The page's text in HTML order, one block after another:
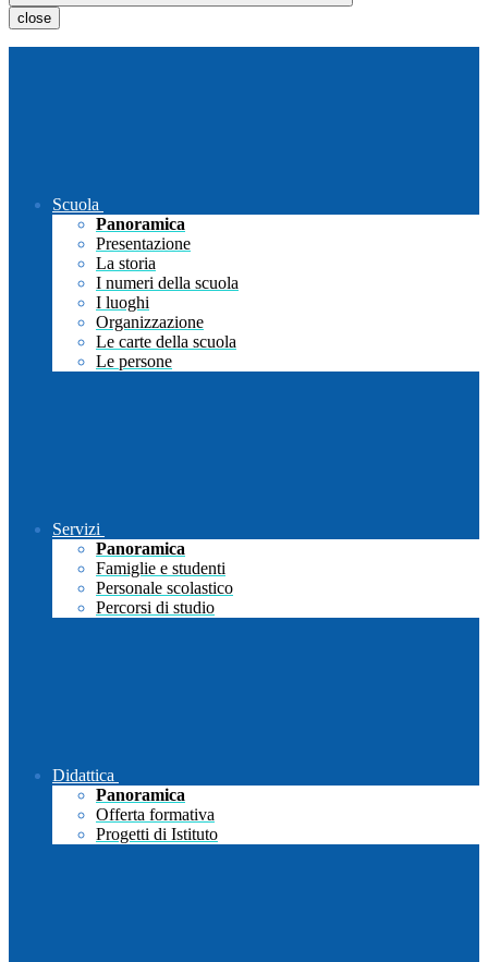
close
Scuola
Panoramica
Presentazione
La storia
I numeri della scuola
I luoghi
Organizzazione
Le carte della scuola
Le persone
Servizi
Panoramica
Famiglie e studenti
Personale scolastico
Percorsi di studio
Didattica
Panoramica
Offerta formativa
Progetti di Istituto